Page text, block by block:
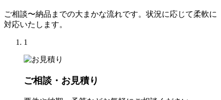
ご相談〜納品までの大まかな流れです。状況に応じて柔軟に
対応いたします。
1
ご相談・お見積り